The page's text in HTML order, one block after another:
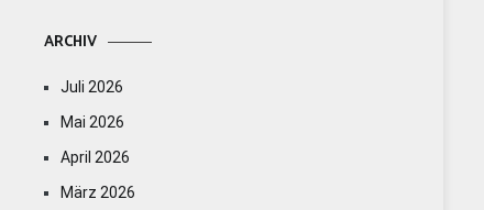
ARCHIV
Juli 2026
Mai 2026
April 2026
März 2026